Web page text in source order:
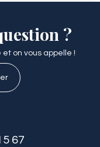
?
on vous appelle !
67